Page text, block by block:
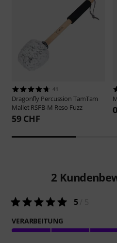
41
Dragonfly Percussion TamTam
Mallet RSFB-M Reso Fuzz
59 CHF
2
5/ 5
VERARBEITUNG